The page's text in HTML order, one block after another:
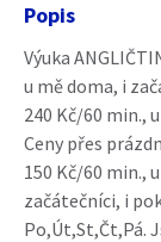
Popis
Výuka
u mě doma, i
240 Kč/60 min.,
Ceny přes
150 Kč/60 min.,
začátečníci, i
Po,Út,St,Čt,Pá.